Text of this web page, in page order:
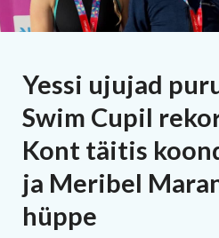
Yessi ujujad
Swim Cupil
Kont täitis
ja Meribel
hüppe